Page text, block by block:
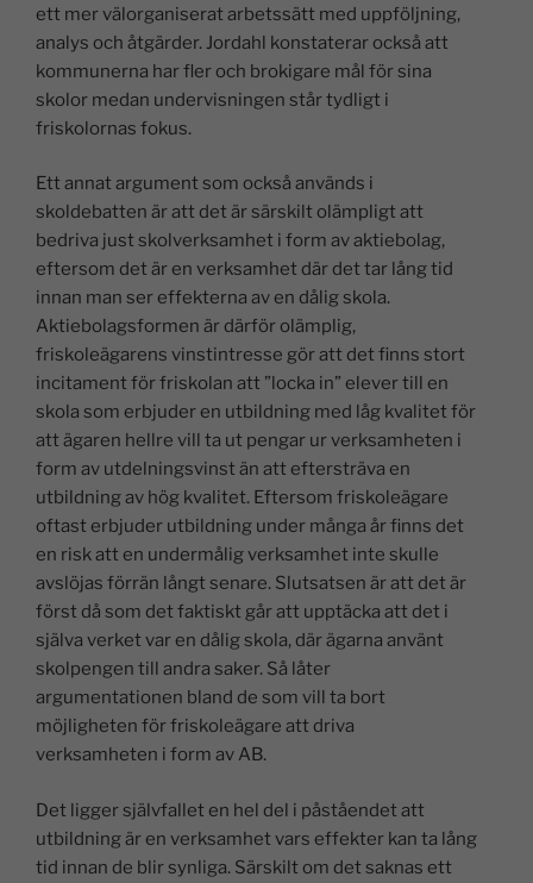
ett mer välorganiserat arbetssätt med uppföljning,
analys och åtgärder. Jordahl konstaterar också att
kommunerna har fler och brokigare mål för sina
skolor medan undervisningen står tydligt i
friskolornas fokus.
Ett annat argument som också används i
skoldebatten är att det är särskilt olämpligt att
bedriva just skolverksamhet i form av aktiebolag,
eftersom det är en verksamhet där det tar lång tid
innan man ser effekterna av en dålig skola.
Aktiebolagsformen är därför olämplig,
friskoleägarens vinstintresse gör att det finns stort
incitament för friskolan att ”locka in” elever till en
skola som erbjuder en utbildning med låg kvalitet för
att ägaren hellre vill ta ut pengar ur verksamheten i
form av utdelningsvinst än att eftersträva en
utbildning av hög kvalitet. Eftersom friskoleägare
oftast erbjuder utbildning under många år finns det
en risk att en undermålig verksamhet inte skulle
avslöjas förrän långt senare. Slutsatsen är att det är
först då som det faktiskt går att upptäcka att det i
själva verket var en dålig skola, där ägarna använt
skolpengen till andra saker. Så låter
argumentationen bland de som vill ta bort
möjligheten för friskoleägare att driva
verksamheten i form av AB.
Det ligger självfallet en hel del i påståendet att
utbildning är en verksamhet vars effekter kan ta lång
tid innan de blir synliga. Särskilt om det saknas ett